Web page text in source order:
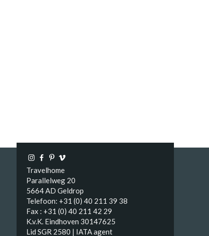
Travelhome
Parallelweg 20
5664 AD Geldrop
Telefoon: +31 (0) 40 211 39 38
Fax : +31 (0) 40 211 42 29
K.v.K. Eindhoven 30147625
Lid SGR 2580 | IATA agent